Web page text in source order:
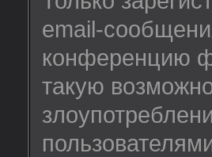
email-
конференцию
такую